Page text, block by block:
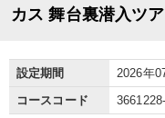
カス 舞台裏潜入ツ
設定期間
2026年
コースコード